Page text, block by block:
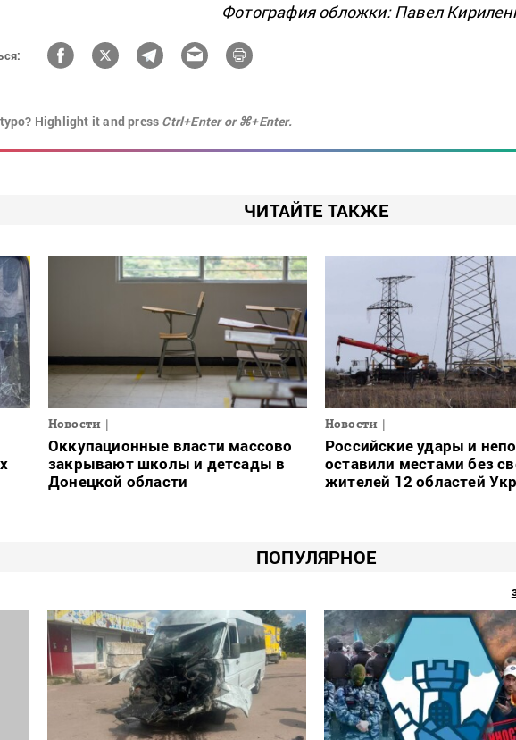
Фотография обложки: Павел
Highlight it and press Ctrl+Enter or ⌘+Enter.
ЧИТАЙТЕ ТАКЖЕ
Новости
Оккупационные власти массово
закрывают школы и детсады в
Донецкой области
Новости
Российские удары и
оставили местами без
жителей 12 областей
ПОПУЛЯРНОЕ